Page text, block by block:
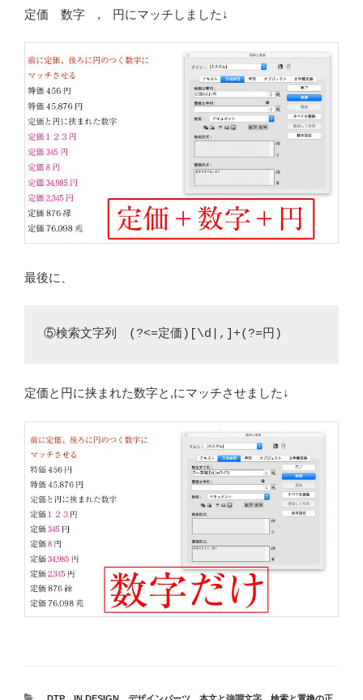
定価 数字 , 円にマッチしました↓
最後に、
⑤検索文字列 (?<=定価)[\d|,]+(?=円)
定価と円に挟まれた数字と,にマッチさせました↓
カ
DTP、 IN DESIGN、 デザインパーツ、 本文と強調文字、 検索と置換の正